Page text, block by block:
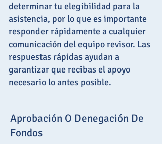
determinar tu elegibilidad para la
asistencia, por lo que es importante
responder rápidamente a cualquier
comunicación del equipo revisor. Las
respuestas rápidas ayudan a
garantizar que recibas el apoyo
necesario lo antes posible.
Aprobación O Denegación De
Fondos